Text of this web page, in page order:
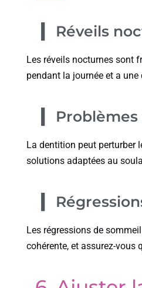
Réveils
Les réveils nocturnes sont
pendant la journée et a
La dentition peut perturber
solutions adaptées au
Les régressions de
cohérente, et assurez-vous